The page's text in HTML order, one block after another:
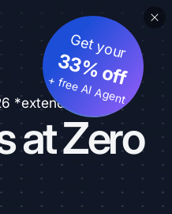
*extended
at Zero
Get your
33% off
+ free AI Agent